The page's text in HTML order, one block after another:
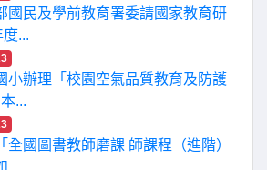
國民及學前教育署委請國家教育研
...
小辦理「校園空氣品質教育及防護
...
全國圖書教師磨課 師課程（進階）
...